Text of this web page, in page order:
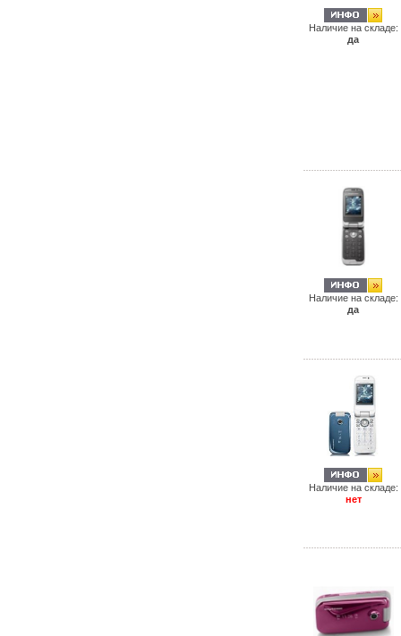
Наличие на складе:
да
Наличие на складе:
да
Наличие на складе:
нет